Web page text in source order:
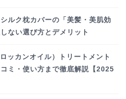
ルク枕カバーの「美髪・美肌効
ない選び方とデメリット
ッカンオイル）トリートメント
ミ・使い方まで徹底解説【2025